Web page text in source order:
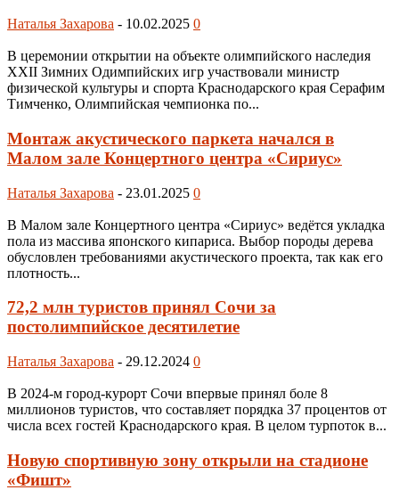
Наталья Захарова - 10.02.2025 0
В церемонии открытии на объекте олимпийского наследия
XXII Зимних Одимпийских игр участвовали министр
физической культуры и спорта Краснодарского края Cерафим
Тимченко, Олимпийская чемпионка по...
Монтаж акустического паркета начался в
Малом зале Концертного центра «Сириус»
Наталья Захарова - 23.01.2025 0
В Малом зале Концертного центра «Сириус» ведётся укладка
пола из массива японского кипариса. Выбор породы дерева
обусловлен требованиями акустического проекта, так как его
плотность...
72,2 млн туристов принял Сочи за
постолимпийское десятилетие
Наталья Захарова - 29.12.2024 0
В 2024-м город-курорт Сочи впервые принял боле 8
миллионов туристов, что составляет порядка 37 процентов от
числа всех гостей Краснодарского края. В целом турпоток в...
Новую спортивную зону открыли на стадионе
«Фишт»